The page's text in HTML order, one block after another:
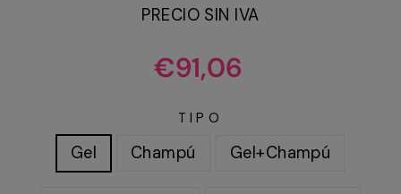
PRECIO SIN IVA
Precio
habitual
€91,06
TIPO
Gel Champú Gel+Champú